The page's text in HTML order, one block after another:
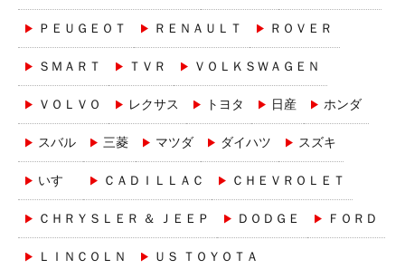
ＰＥＵＧＥＯＴ ＲＥＮＡＵＬＴ ＲＯＶＥＲ
ＳＭＡＲＴ ＴＶＲ ＶＯＬＫＳＷＡＧＥＮ
ＶＯＬＶＯ レクサス トヨタ 日産 ホンダ
スバル 三菱 マツダ ダイハツ スズキ
いすゞ ＣＡＤＩＬＬＡＣ ＣＨＥＶＲＯＬＥＴ
ＣＨＲＹＳＬＥＲ ＆ ＪＥＥＰ ＤＯＤＧＥ ＦＯＲＤ
ＬＩＮＣＯＬＮ ＵＳ ＴＯＹＯＴＡ